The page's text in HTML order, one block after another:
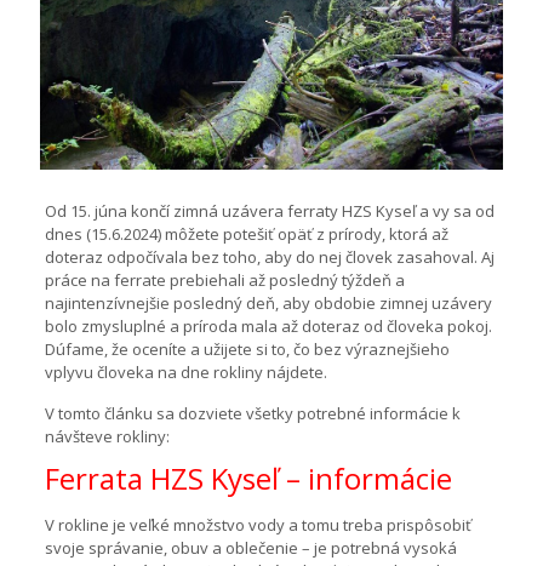
Od 15. júna končí zimná uzávera ferraty HZS Kyseľ a vy sa od
dnes (15.6.2024) môžete potešiť opäť z prírody, ktorá až
doteraz odpočívala bez toho, aby do nej človek zasahoval. Aj
práce na ferrate prebiehali až posledný týždeň a
najintenzívnejšie posledný deň, aby obdobie zimnej uzávery
bolo zmysluplné a príroda mala až doteraz od človeka pokoj.
Dúfame, že oceníte a užijete si to, čo bez výraznejšieho
vplyvu človeka na dne rokliny nájdete.
V tomto článku sa dozviete všetky potrebné informácie k
návšteve rokliny:
Ferrata HZS Kyseľ – informácie
V rokline je veľké množstvo vody a tomu treba prispôsobiť
svoje správanie, obuv a oblečenie – je potrebná vysoká